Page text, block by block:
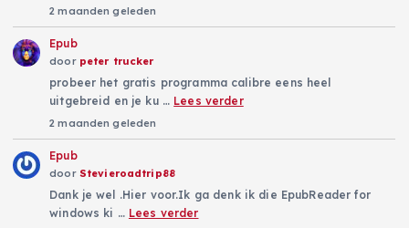
2 maanden geleden
Epub
door peter trucker
probeer het gratis programma calibre eens heel
uitgebreid en je ku … Lees verder
2 maanden geleden
Epub
door Stevieroadtrip88
Dank je wel .Hier voor.Ik ga denk ik die EpubReader for
windows ki … Lees verder